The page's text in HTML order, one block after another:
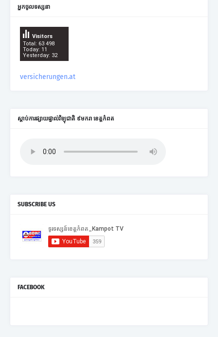
អ្នកចូលទស្សនា
Total: 63 498
Today: 11
Yesterday: 32
Visitors
versicherungen.at
ស្តាប់ការផ្សាយផ្ទាល់វិទ្យុជាតិ ៩មករា ខេត្តកំពត
SUBSCRIBE US
FACEBOOK